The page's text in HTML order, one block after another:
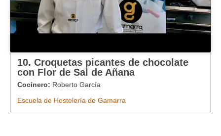
10. Croquetas picantes de chocolate
con Flor de Sal de Añana
Cocinero: Roberto García
Escuela de Hostelería de Gamarra​